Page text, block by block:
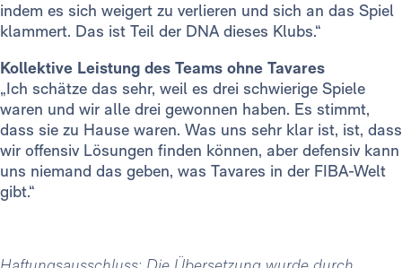
indem es sich weigert zu verlieren und sich an das Spiel
klammert. Das ist Teil der DNA dieses Klubs.“
Kollektive Leistung des Teams ohne Tavares
„Ich schätze das sehr, weil es drei schwierige Spiele
waren und wir alle drei gewonnen haben. Es stimmt,
dass sie zu Hause waren. Was uns sehr klar ist, ist, dass
wir offensiv Lösungen finden können, aber defensiv kann
uns niemand das geben, was Tavares in der FIBA-Welt
gibt.“